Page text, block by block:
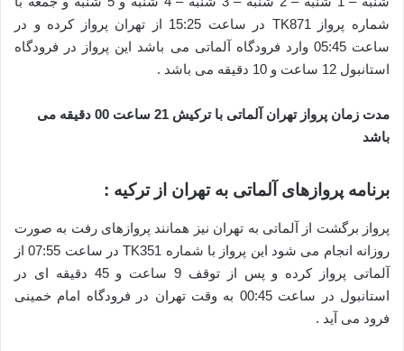
شماره پرواز TK871 در ساعت 15:25 از تهران پرواز کرده و در
ساعت 05:45 وارد فرودگاه آلماتی می باشد این پرواز در فرودگاه
استانبول 12 ساعت و 10 دقیقه می باشد .
مدت زمان پرواز تهران آلماتی با ترکیش 21 ساعت 00 دقیقه می
باشد
برنامه پروازهای آلماتی به تهران از ترکیه :
پرواز برگشت از آلماتی به تهران نیز همانند پروازهای رفت به صورت
روزانه انجام می شود این پرواز با شماره TK351 در ساعت 07:55 از
آلماتی پرواز کرده و پس از توقف 9 ساعت و 45 دقیقه ای در
استانبول در ساعت 00:45 به وقت تهران در فرودگاه امام خمینی
فرود می آید .